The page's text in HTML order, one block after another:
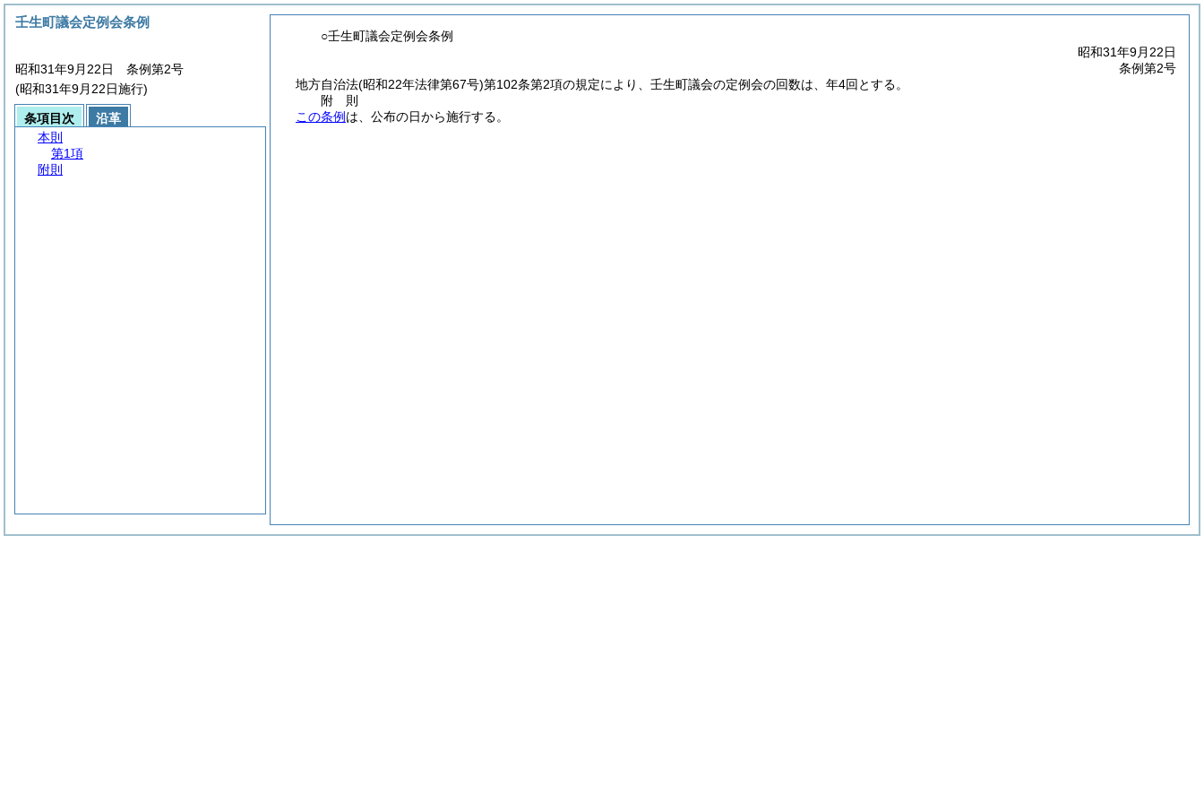
○壬生町議会定例会条例
昭和31年9月22日
条例第2号
地方自治法(昭和22年法律第67号)第102条第2項の規定により、壬生町議会の定例会の回数は、年4回とする。
附 則
この条例 は、公布の日から施行する。
壬生町議会定例会条例
昭和31年9月22日 条例第2号
(昭和31年9月22日施行)
条項目次
沿革
本則
第1項
附則